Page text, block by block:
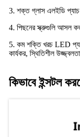
3. শক্ত গ্লাস এলইডি
4. পিছনের স্ক্রুগুলি আসল
5. কম শক্তি খরচ LED
কার্যকর, স্থিতিশীল
কিভাবে ইন্সটল